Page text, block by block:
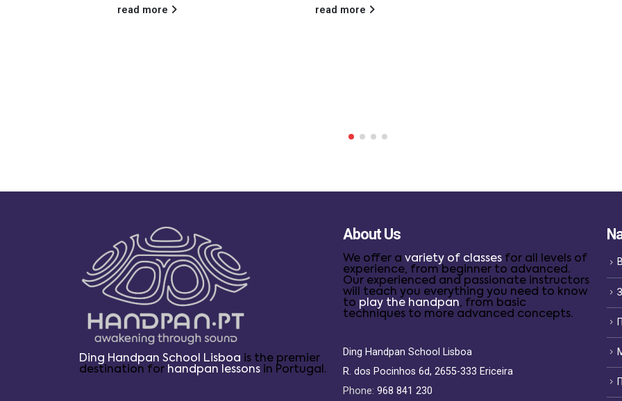
read more read more
Ding Handpan School Lisboa is the premier
destination for handpan lessons in Portugal.
About Us
We offer a variety of classes for all levels of
experience, from beginner to advanced.
Our experienced and passionate instructors
will teach you everything you need to know
to play the handpan, from basic
techniques to more advanced concepts.
Ding Handpan School Lisboa
R. dos Pocinhos 6d, 2655-333 Ericeira
Phone: 968 841 230